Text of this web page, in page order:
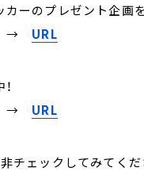
ーのプレゼント企画
→ URL
→ URL
チェックしてみてくだ